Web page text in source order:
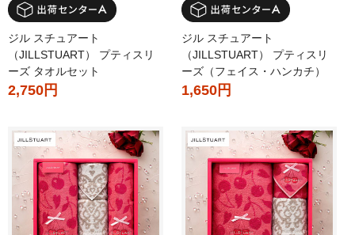
ジル スチュアート
（JILLSTUART） プティスリ
ーズ タオルセット
2,750円
ジル スチュアート
（JILLSTUART） プティスリ
ーズ（フェイス・ハンカチ）
1,650円